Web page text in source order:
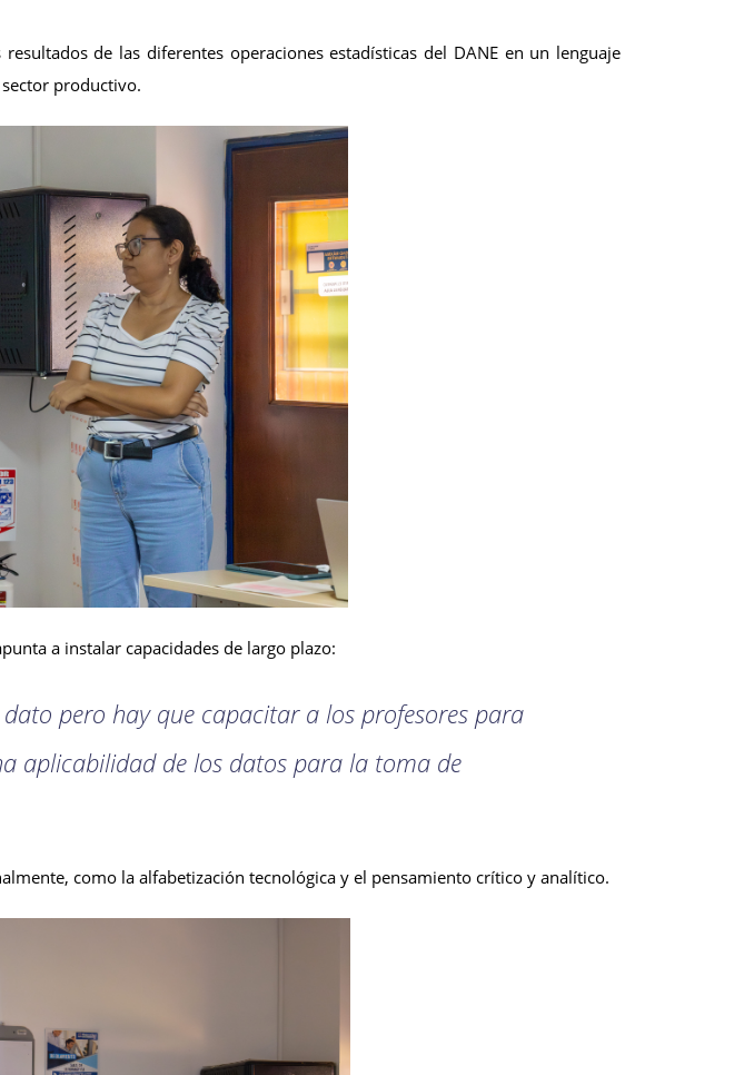
de las diferentes operaciones estadísticas del DANE en un lenguaje
productivo.
a instalar capacidades de largo plazo:
pero hay que capacitar a los profesores para
aplicabilidad de los datos para la toma de
como la alfabetización tecnológica y el pensamiento crítico y analítico.